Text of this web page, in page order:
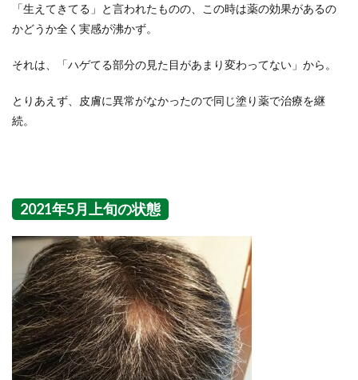
「生えてきてる」と言われたものの、この時は薬の効果があるの
かどうか全く実感が沸かず。
それは、「ハゲてる部分の見た目があまり変わってない」から。
とりあえず、皮膚に異常がなかったので同じ塗り薬で治療を継
続。
2021年5月上旬の状態